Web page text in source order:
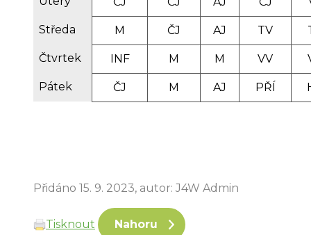
Středa M ČJ AJ TV
Čtvrtek INF M M VV
Pátek ČJ M AJ PŘÍ
Přidáno 15. 9. 2023, autor: J4W Admin
Tisknout Nahoru